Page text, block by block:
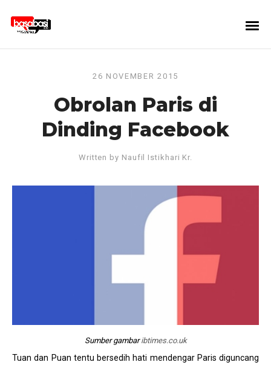
26 NOVEMBER 2015
Obrolan Paris di
Dinding Facebook
Written by Naufil Istikhari Kr.
Sumber gambaribtimes.co.uk
Tuan dan Puan tentu bersedih hati mendengar Paris diguncang